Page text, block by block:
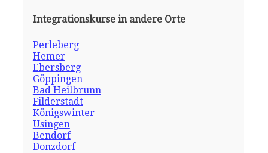
Integrationskurse in andere Orte
Perleberg
Hemer
Ebersberg
Göppingen
Bad Heilbrunn
Filderstadt
Königswinter
Usingen
Bendorf
Donzdorf